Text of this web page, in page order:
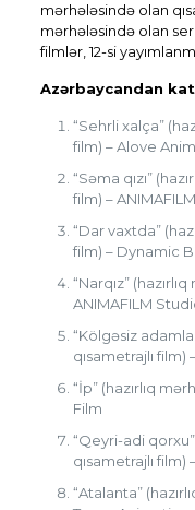
mərhələsində olan
mərhələsində olan
filmlər, 12-si
Azərbaycandan
“Sehrli xalça”
film) – Alove
“Səma qızı”
film) –
“Dar vaxtda”
film) – Dynamic
“Narqız”
ANIMAFILM
“Kölgəsiz
qısametrajlı
“İp” (hazırlıq
Film
“Qeyri-adi
qısametrajlı film)
“Atalanta”